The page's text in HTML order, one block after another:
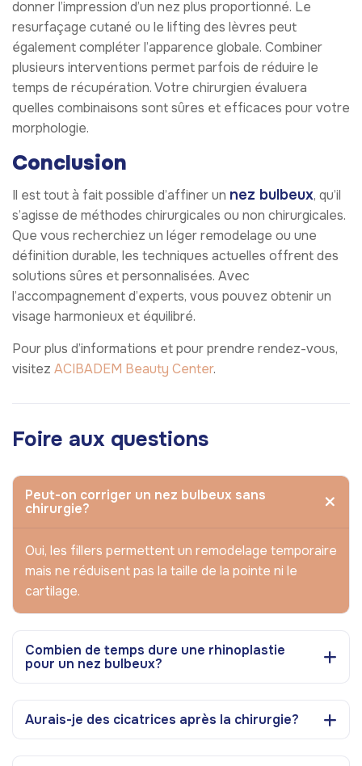
donner l’impression d’un nez plus proportionné. Le
resurfaçage cutané ou le lifting des lèvres peut
également compléter l’apparence globale. Combiner
plusieurs interventions permet parfois de réduire le
temps de récupération. Votre chirurgien évaluera
quelles combinaisons sont sûres et efficaces pour votre
morphologie.
Conclusion
Il est tout à fait possible d’affiner un nez bulbeux, qu’il
s’agisse de méthodes chirurgicales ou non chirurgicales.
Que vous recherchiez un léger remodelage ou une
définition durable, les techniques actuelles offrent des
solutions sûres et personnalisées. Avec
l’accompagnement d’experts, vous pouvez obtenir un
visage harmonieux et équilibré.
Pour plus d’informations et pour prendre rendez-vous,
visitez ACIBADEM Beauty Center.
Foire aux questions
Peut-on corriger un nez bulbeux sans
chirurgie?
Oui, les fillers permettent un remodelage temporaire
mais ne réduisent pas la taille de la pointe ni le
cartilage.
Combien de temps dure une rhinoplastie
pour un nez bulbeux?
Aurais-je des cicatrices après la chirurgie?